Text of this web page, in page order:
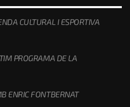
CULTURAL I ESPORTIVA
PROGRAMA DE LA
ENRIC FONTBERNAT